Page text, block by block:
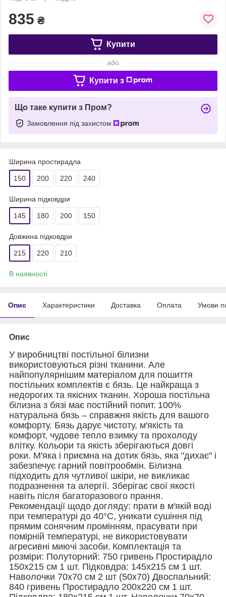
835 ₴
Купити
або
Купити з
Що таке купити з Пром?
Замовлення під захистом
Ширина простирадла
150 200 220 240
Ширина підковдри
145 180 200 150
Довжина підковдри
215 220 210
В наявності
Опис Характеристики Доставка Оплата Умови
Опис
У виробництві постільної білизни
використовуються різні тканини. Але
найпопулярнішим матеріалом для пошиття
постільних комплектів є бязь. Це найкраща з
недорогих та якісних тканин. Хороша постільна
білизна з бязі має постійний попит. 100%
натуральна бязь – справжня якість для вашого
комфорту. Бязь дарує чистоту, м'якість та
комфорт, чудове тепло взимку та прохолоду
влітку. Кольори та якість зберігаються довгі
роки. М'яка і приємна на дотик бязь, яка "дихає" і
забезпечує гарний повітрообмін. Білизна
підходить для чутливої ​​шкіри, не викликає
подразнення та алергії. Зберігає свої якості
навіть після багаторазового прання.
Рекомендації щодо догляду: прати в м'якій воді
при температурі до 40°C, уникати сушіння під
прямим сонячним промінням, прасувати при
помірній температурі, не використовувати
агресивні миючі засоби. Комплектація та
розміри: Полуторний: 750 гривень Простирадло
150х215 см 1 шт. Підковдра: 145х215 см 1 шт.
Наволочки 70х70 см 2 шт (50х70) Двоспальний:
840 гривень Простирадло 200х220 см 1 шт.